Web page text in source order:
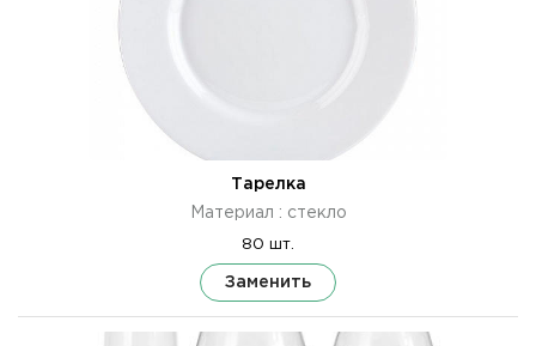
Тарелка
Материал : стекло
80 шт.
Заменить